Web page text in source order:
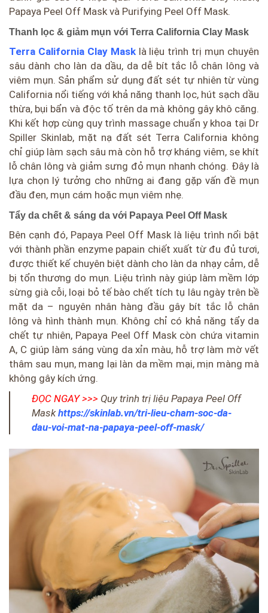
Papaya Peel Off Mask và Purifying Peel Off Mask.
Thanh lọc & giảm mụn với Terra California Clay Mask
Terra California Clay Masklà liệu trình trị mụn chuyên
sâu dành cho làn da dầu, da dễ bít tắc lỗ chân lông và
viêm mụn. Sản phẩm sử dụng đất sét tự nhiên từ vùng
California nổi tiếng với khả năng thanh lọc, hút sạch dầu
thừa, bụi bẩn và độc tố trên da mà không gây khô căng.
Khi kết hợp cùng quy trình massage chuẩn y khoa tại Dr
Spiller Skinlab, mặt nạ đất sét Terra California không
chỉ giúp làm sạch sâu mà còn hỗ trợ kháng viêm, se khít
lỗ chân lông và giảm sưng đỏ mụn nhanh chóng. Đây là
lựa chọn lý tưởng cho những ai đang gặp vấn đề mụn
đầu đen, mụn cám hoặc mụn viêm nhẹ.
Tẩy da chết & sáng da với Papaya Peel Off Mask
Bên cạnh đó, Papaya Peel Off Mask là liệu trình nổi bật
với thành phần enzyme papain chiết xuất từ đu đủ tươi,
được thiết kế chuyên biệt dành cho làn da nhạy cảm, dễ
bị tổn thương do mụn. Liệu trình này giúp làm mềm lớp
sừng già cỗi, loại bỏ tế bào chết tích tụ lâu ngày trên bề
mặt da – nguyên nhân hàng đầu gây bít tắc lỗ chân
lông và hình thành mụn. Không chỉ có khả năng tẩy da
chết tự nhiên, Papaya Peel Off Mask còn chứa vitamin
A, C giúp làm sáng vùng da xỉn màu, hỗ trợ làm mờ vết
thâm sau mụn, mang lại làn da mềm mại, mịn màng mà
không gây kích ứng.
ĐỌC NGAY >>> Quy trình trị liệu Papaya Peel Off
Maskhttps://skinlab.vn/tri-lieu-cham-soc-da-
dau-voi-mat-na-papaya-peel-off-mask/